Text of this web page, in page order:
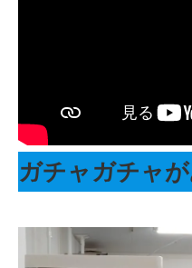
ガチャガチャ